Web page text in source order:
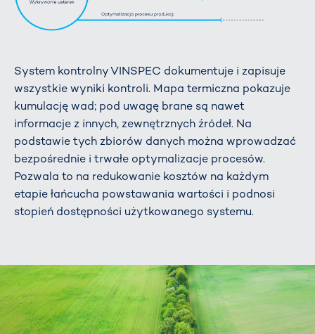
System kontrolny VINSPEC dokumentuje i zapisuje
wszystkie wyniki kontroli. Mapa termiczna pokazuje
kumulację wad; pod uwagę brane są nawet
informacje z innych, zewnętrznych źródeł. Na
podstawie tych zbiorów danych można wprowadzać
bezpośrednie i trwałe optymalizacje procesów.
Pozwala to na redukowanie kosztów na każdym
etapie łańcucha powstawania wartości i podnosi
stopień dostępności użytkowanego systemu.